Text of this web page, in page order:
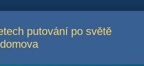
putování po světě